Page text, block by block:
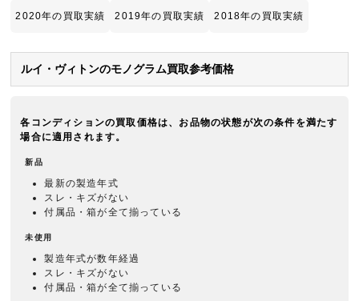
2020年の買取実績 2019年の買取実績 2018年の買取実績
ルイ・ヴィトンのモノグラム買取参考価格
各コンディションの買取価格は、お品物の状態が次の条件を満たす
場合に適用されます。
新品
最新の製造年式
スレ・キズがない
付属品・箱が全て揃っている
未使用
製造年式が数年経過
スレ・キズがない
付属品・箱が全て揃っている